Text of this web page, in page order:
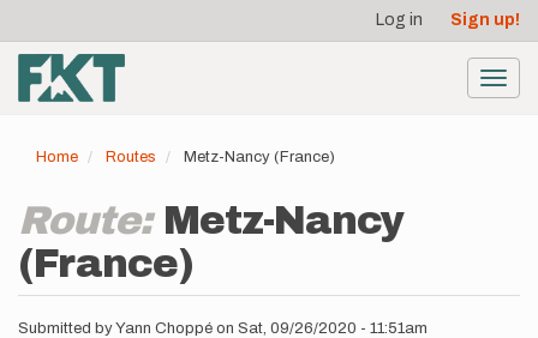
main
content
account
menu
Log in Sign up!
Home Routes Metz-Nancy (France)
Route: Metz-Nancy
(France)
Submitted byYann Choppé on Sat, 09/26/2020 - 11:51am